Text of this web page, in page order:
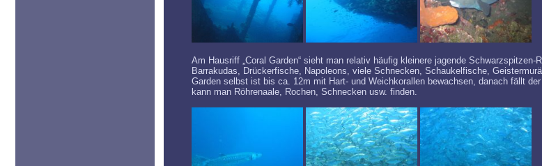
Am Hausriff „Coral Garden“ sieht man relativ häufig kleinere jagende
Barrakudas, Drückerfische, Napoleons, viele Schnecken, Schaukelfische,
Garden selbst ist bis ca. 12m mit Hart- und Weichkorallen bewachsen, danach fällt
kann man Röhrenaale, Rochen, Schnecken usw. finden.